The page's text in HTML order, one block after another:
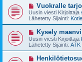
v
e
s
t
U
u
s
i
v
e
s
t
Vuokralle
Uusin viesti Kirjoittaja
Lähetetty Sijainti:
U
u
s
i
v
Kysely
Uusin viesti Kirjoittaja
Lähetetty Sijainti: ATK
U